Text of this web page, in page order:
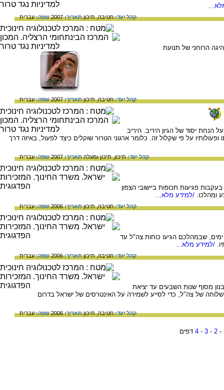
קהל יעד:חטיבה,תיכוןתאריך:2007 שפה:עברית
הרוחני של תנועת
קהל יעד:חטיבה,תיכוןתאריך:2007 שפה:עברית
הנחת יסוד של הגיון היריב. היריב
על פי שקלול זה. כלומר ארגוני הטרור שוקלים כיצד לפעול, באיזה דרך
קהל יעד:תיכון,תיכון ומעלהתאריך:2007 שפה:עברית
מבצע דין וחשבון נערך בסוף חודש יולי, 1993 בעקבות פגיעות תכופות ביישובי הצפון
ומהלכו. /למידע מלא...
קהל יעד:חטיבה,תיכוןתאריך:2006 שפה:עברית
במרס 1978, ארך שישה ימים, שבמהלכם הגיעו כוחות צה"ל עד
/למידע מלא...
קהל יעד:חטיבה,תיכוןתאריך:2006 שפה:עברית
מסוף שנות השבעים עד יציאת
צד"ל הוקם כמעין שלוחה של צה"ל, כדי לסייע לשמירה על האינטרסים של ישראל בדרום
קהל יעד:חטיבה,תיכוןתאריך:2006 שפה:עברית
-
2
-
3
-
4 דפים